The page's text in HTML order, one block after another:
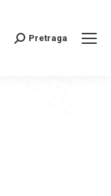
Search:
Pretraga